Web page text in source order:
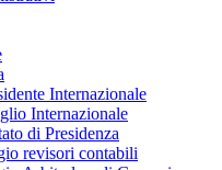
Internazionale
Internazionale
di Presidenza
revisori contabili